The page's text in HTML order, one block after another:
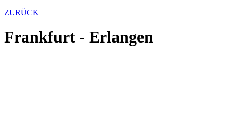
ZURÜCK
Frankfurt - Erlangen